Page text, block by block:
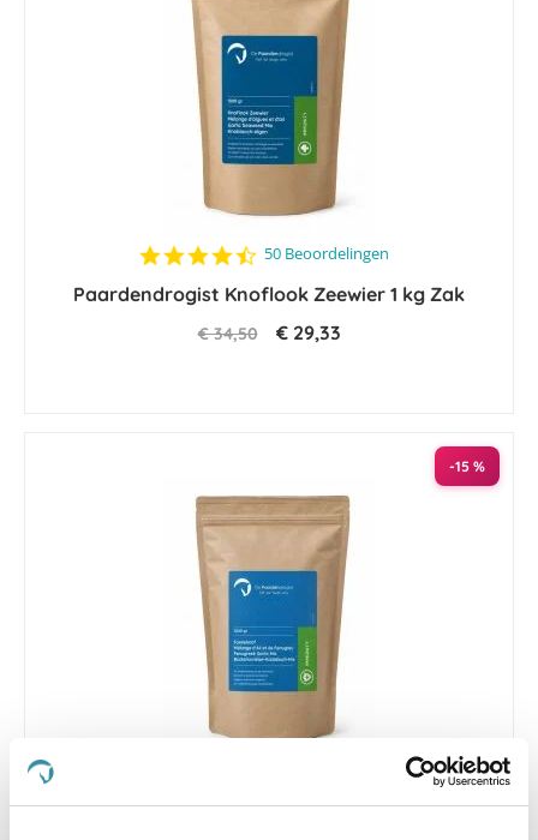
4.6
rating
50 Beoordelingen
Paardendrogist Knoflook Zeewier 1 kg Zak
€ 34,50 € 29,33
-15 %
star